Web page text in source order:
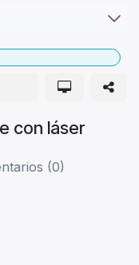
con láser
(0)